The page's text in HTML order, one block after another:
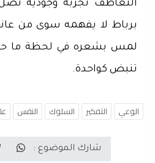
التعاطف تجربة وجودية تصل
برباط لا يفهمه سوى من عانق
لمس بشعره في لحظة ما
تنبض كواحدة.
الوعي التفكير السلوك النفس
شارك الموضوع :